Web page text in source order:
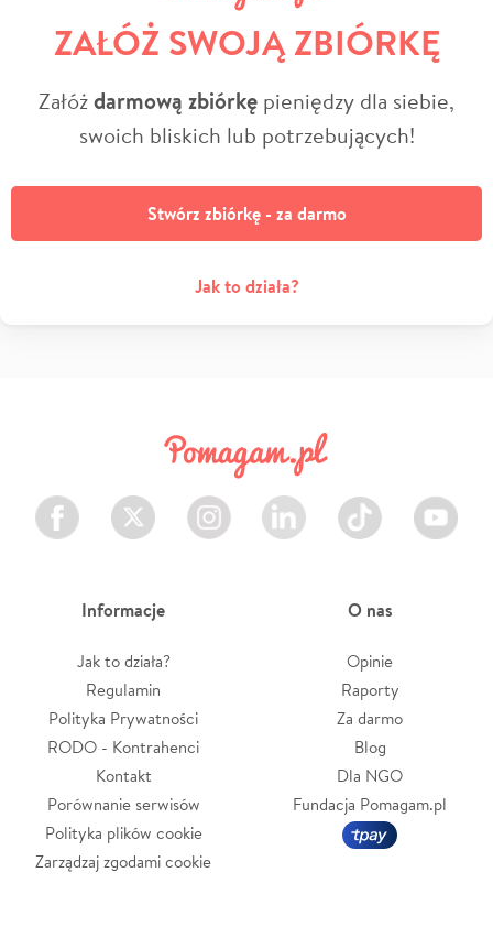
ZAŁÓŻ SWOJĄ ZBIÓRKĘ
Załóżdarmową zbiórkę pieniędzy dla siebie,
swoich bliskich lub potrzebujących!
Stwórz zbiórkę - za darmo
Jak to działa?
Facebook Twitter Instagram LinkedIn TikTok Youtube
Informacje
Jak to działa?
Regulamin
Polityka Prywatności
RODO - Kontrahenci
Kontakt
Porównanie serwisów
Polityka plików cookie
Zarządzaj zgodami cookie
O nas
Opinie
Raporty
Za darmo
Blog
Dla NGO
Fundacja Pomagam.pl